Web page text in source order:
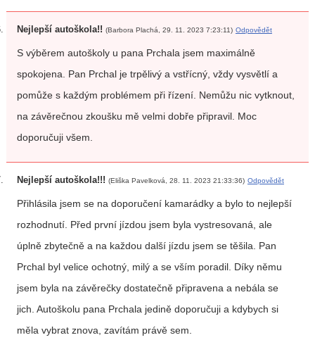
Nejlepší autoškola!! (Barbora Plachá, 29. 11. 2023 7:23:11) Odpovědět
S výběrem autoškoly u pana Prchala jsem maximálně
spokojena. Pan Prchal je trpělivý a vstřícný, vždy vysvětlí a
pomůže s každým problémem při řízení. Nemůžu nic vytknout,
na závěrečnou zkoušku mě velmi dobře připravil. Moc
doporučuji všem.
Nejlepší autoškola!!! (Eliška Pavelková, 28. 11. 2023 21:33:36) Odpovědět
Přihlásila jsem se na doporučení kamarádky a bylo to nejlepší
rozhodnutí. Před první jízdou jsem byla vystresovaná, ale
úplně zbytečně a na každou další jízdu jsem se těšila. Pan
Prchal byl velice ochotný, milý a se vším poradil. Díky němu
jsem byla na závěrečky dostatečně připravena a nebála se
jich. Autoškolu pana Prchala jedině doporučuji a kdybych si
měla vybrat znova, zavítám právě sem.